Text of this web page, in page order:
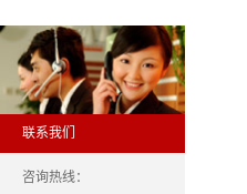
联系我们
咨询热线：